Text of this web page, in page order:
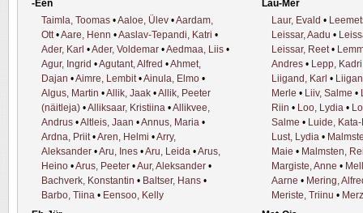
-Een
Taimla, Toomas •Aaloe, Ülev •Aardam,
Ott •Aare, Henn •Aaslav-Tepandi, Katri •
Ader, Karl •Ader, Voldemar •Aedmaa, Liis •
Agur, Ingrid •Agutant, Alfred •Ahmet,
Dajan •Aimre, Lembit •Ainula, Elmo •
Algus, Martin •Allik, Jaak •Allik, Peeter
(näitleja) •Alliksaar, Kristiina •Allikvee,
Andrus •Altleis, Jaan •Annus, Maria •
Ardna, Priit •Aren, Helmi •Arry,
Aleksander •Aru, Ines •Aru, Leida •Arus,
Heino •Arus, Peeter •Aur, Aleksander •
Bachverk, Konstantin • Baltser, Hans •
Barbo, Tiina • Eensoo, Kelly
Lau-Mer
Laur, Evald •
Leissar, Aadu •
Leissar, Reet •
Andres • Lepp, Kadri
Liigand, Karl •
Merle • Liiv, Salme •
Riin • Loo, Lydia •
Salme • Luide,
Lust, Lydia •
Maie • Malmsten,
Margiste, Anne •
Aarne • Mering,
Meriste, Triinu •